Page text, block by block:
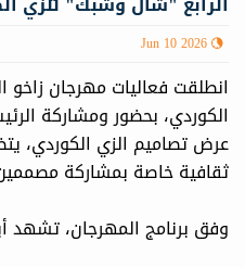
Jun 10 2026
انطلقت فعاليات مهرجان
الكوردي، بحضور ومشاركة
عرض تصاميم الزي الكوردي،
ثقافية خاصة بمشاركة
وفق برنامج المهرجان، تشهد